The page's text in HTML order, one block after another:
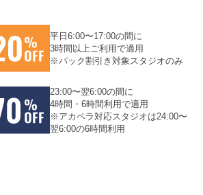
平日6:00〜17:00の間に
3時間以上ご利用で適用
※パック割引き対象スタジオのみ
23:00〜翌6:00の間に
4時間・6時間利用で適用
※アカペラ対応スタジオは24:00〜
翌6:00の6時間利用